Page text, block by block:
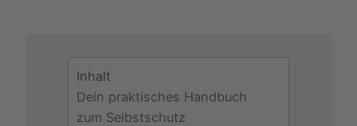
Inhalt
Dein praktisches Handbuch
zum Selbstschutz